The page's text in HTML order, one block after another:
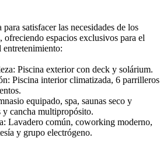
satisfacer las necesidades de los
ofreciendo espacios exclusivos para el
Piscina exterior con deck y solárium.
Piscina interior climatizada, 6 parrilleros
equipado, spa, saunas seco y
y cancha multipropósito.
Lavadero común, coworking moderno,
y grupo electrógeno.